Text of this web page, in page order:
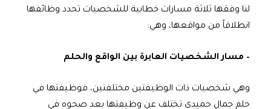
لنا وفقها ثلاثة مسارات خطابية للشخصيات تحدد وظائفها
انطلاقاً من مواقعها، وهي:
– مسار الشخصيات العابرة بين الواقع والحلم
وهي شخصيات ذات الوظيفتين مختلفتين، فوظيفتها في
حلم جمال حميدي تختلف عن وظيفتها بعد صحوه في